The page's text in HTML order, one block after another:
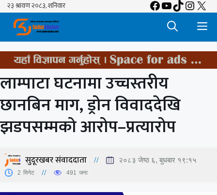
Skip
content
Facebook
YouTube
TikTok
X
लाम्पाटा घटनामा उच्चस्तरीय
छानबिन माग, ड्रोन विवाददेखि
झडपसम्मको आरोप–प्रत्यारोप
सुदूरखबर संवाददाता २०८३ जेष्ठ ६, बुधबार १९:१५
2 मिनेट 491 जना